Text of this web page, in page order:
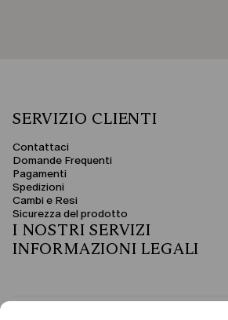
SERVIZIO CLIENTI
Contattaci
Domande Frequenti
Pagamenti
Spedizioni
Cambi e Resi
Sicurezza del prodotto
I NOSTRI SERVIZI
INFORMAZIONI LEGALI